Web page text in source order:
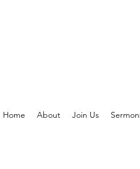
Home About Join Us